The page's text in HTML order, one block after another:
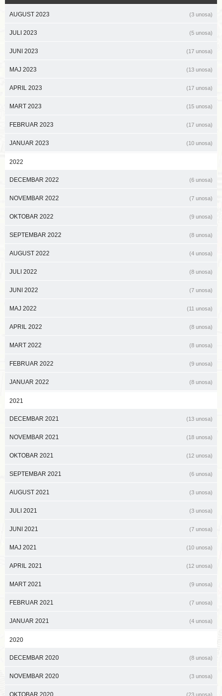
AUGUST 2023 (3 unosa)
JULI 2023 (5 unosa)
JUNI 2023 (17 unosa)
MAJ 2023 (13 unosa)
APRIL 2023 (17 unosa)
MART 2023 (15 unosa)
FEBRUAR 2023 (17 unosa)
JANUAR 2023 (10 unosa)
2022
DECEMBAR 2022 (6 unosa)
NOVEMBAR 2022 (7 unosa)
OKTOBAR 2022 (9 unosa)
SEPTEMBAR 2022 (8 unosa)
AUGUST 2022 (4 unosa)
JULI 2022 (8 unosa)
JUNI 2022 (7 unosa)
MAJ 2022 (11 unosa)
APRIL 2022 (8 unosa)
MART 2022 (8 unosa)
FEBRUAR 2022 (9 unosa)
JANUAR 2022 (8 unosa)
2021
DECEMBAR 2021 (13 unosa)
NOVEMBAR 2021 (18 unosa)
OKTOBAR 2021 (12 unosa)
SEPTEMBAR 2021 (6 unosa)
AUGUST 2021 (3 unosa)
JULI 2021 (3 unosa)
JUNI 2021 (7 unosa)
MAJ 2021 (10 unosa)
APRIL 2021 (12 unosa)
MART 2021 (9 unosa)
FEBRUAR 2021 (7 unosa)
JANUAR 2021 (4 unosa)
2020
DECEMBAR 2020 (8 unosa)
NOVEMBAR 2020 (3 unosa)
OKTOBAR 2020 (23 unosa)